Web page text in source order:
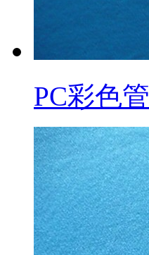
PC彩色管